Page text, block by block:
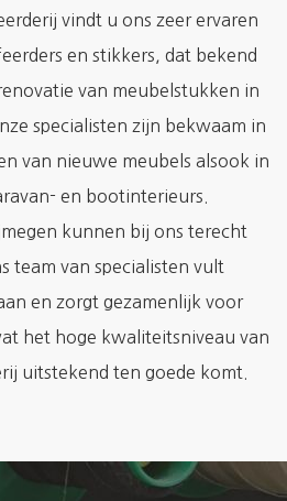
vindt u ons zeer ervaren
en stikkers, dat bekend
van meubelstukken in
specialisten zijn bekwaam in
van nieuwe meubels alsook in
en bootinterieurs.
kunnen bij ons terecht
team van specialisten vult
en zorgt gezamenlijk voor
het hoge kwaliteitsniveau van
uitstekend ten goede komt.